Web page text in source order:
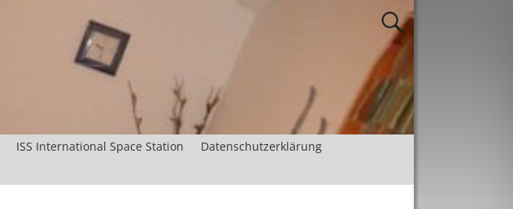
ISS International Space Station
Datenschutzerklärung